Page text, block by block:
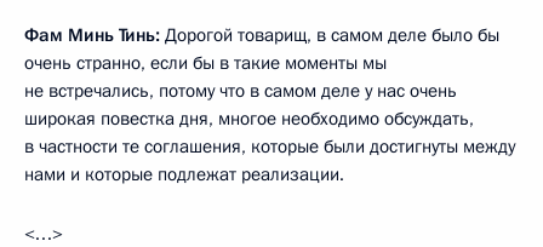
Фам Минь Тинь: Дорогой товарищ, в самом деле было бы
очень странно, если бы в такие моменты мы
не встречались, потому что в самом деле у нас очень
широкая повестка дня, многое необходимо обсуждать,
в частности те соглашения, которые были достигнуты между
нами и которые подлежат реализации.
<…>